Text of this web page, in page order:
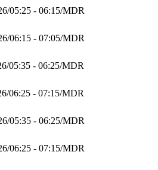
/05:25 - 06:15/MDR
/06:15 - 07:05/MDR
/05:35 - 06:25/MDR
/06:25 - 07:15/MDR
/05:35 - 06:25/MDR
/06:25 - 07:15/MDR